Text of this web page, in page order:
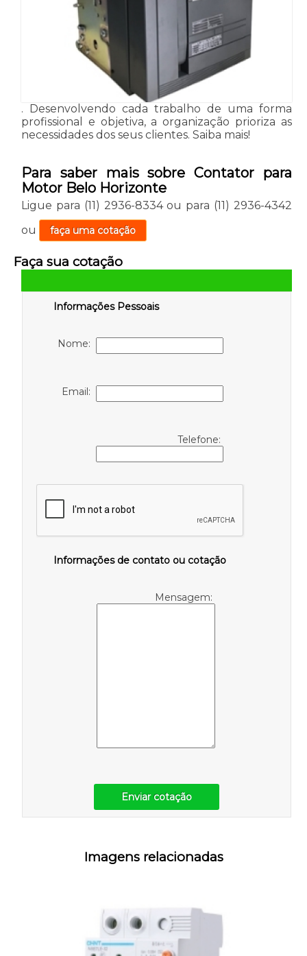
. Desenvolvendo cada trabalho de uma forma
profissional e objetiva, a organização prioriza as
necessidades dos seus clientes. Saiba mais!
Para saber mais sobre Contator para
Motor Belo Horizonte
Ligue para (11) 2936-8334ou para (11) 2936-4342
ou
faça uma cotação
Faça sua cotação
Informações Pessoais
Nome:
Email:
Telefone:
Informações de contato ou cotação
Mensagem:
Enviar cotação
Imagens relacionadas